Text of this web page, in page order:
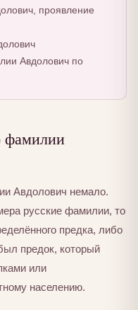
проявление
Авдолович по
фамилии
Авдолович немало.
русские фамилии, то
предка, либо
предок, который
или
населению.